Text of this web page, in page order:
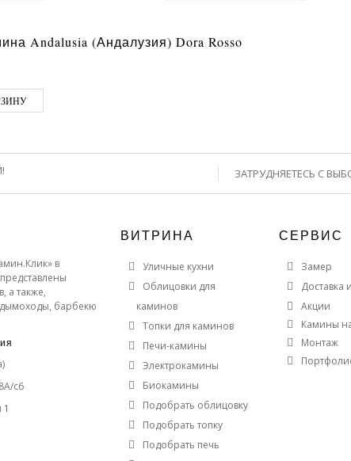
Andalusia (Андалузия) Dora Rosso
ЗАТРУДНЯЕТЕСЬ С
в
а также,
барбекю
с6
ВИТРИНА
Уличные кухни
Облицовки для
каминов
Топки для каминов
Печи-камины
Электрокамины
Биокамины
Подобрать облицовку
Подобрать топку
Подобрать печь
СЕРВИС
Замер
Доставка
Акции
Камины
Монтаж